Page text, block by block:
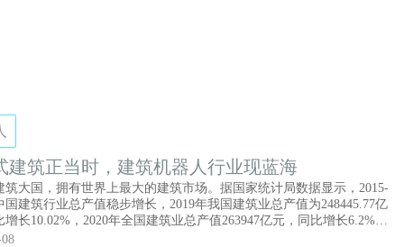
建筑正当时，建筑机器人行业现蓝海
筑大国，拥有世界上最大的建筑市场。据国家统计局数据显示，2015-
国建筑行业总产值稳步增长，2019年我国建筑业总产值为248445.77亿
增长10.02%，2020年全国建筑业总产值263947亿元，同比增长6.2%。
人行业的市场需求与建筑业息息相关，得益于经济快速发展，我国建